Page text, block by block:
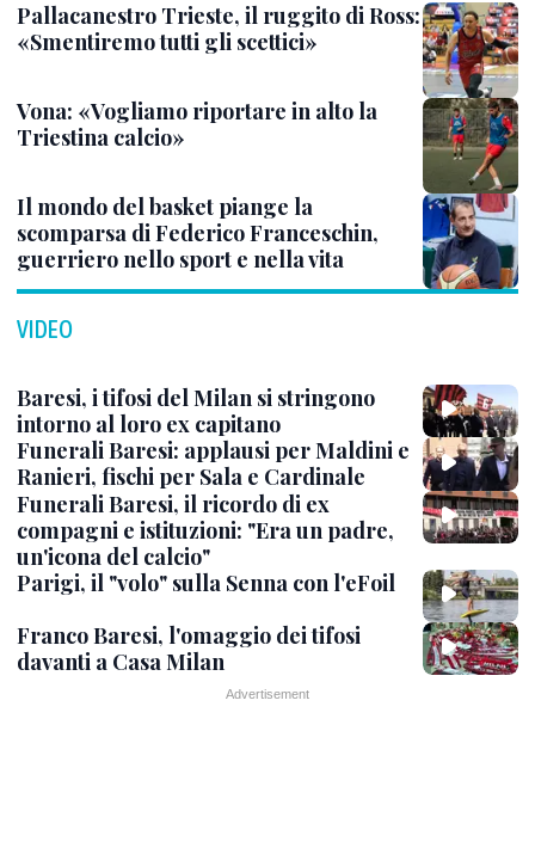
Pallacanestro Trieste, il ruggito di Ross:
«Smentiremo tutti gli scettici»
Vona: «Vogliamo riportare in alto la
Triestina calcio»
Il mondo del basket piange la
scomparsa di Federico Franceschin,
guerriero nello sport e nella vita
VIDEO
Baresi, i tifosi del Milan si stringono
intorno al loro ex capitano
Funerali Baresi: applausi per Maldini e
Ranieri, fischi per Sala e Cardinale
Funerali Baresi, il ricordo di ex
compagni e istituzioni: "Era un padre,
un'icona del calcio"
Parigi, il "volo" sulla Senna con l'eFoil
Franco Baresi, l'omaggio dei tifosi
davanti a Casa Milan